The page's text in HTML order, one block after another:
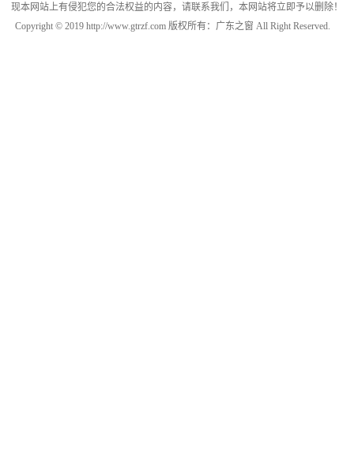
现本网站上有侵犯您的合法权益的内容，请联系我们，本网站将立即予以删除！
Copyright © 2019 http://www.gtrzf.com 版权所有：广东之窗 All Right Reserved.